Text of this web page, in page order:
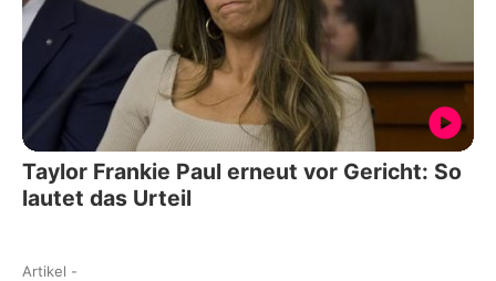
Taylor Frankie Paul erneut vor Gericht: So
lautet das Urteil
Artikel -